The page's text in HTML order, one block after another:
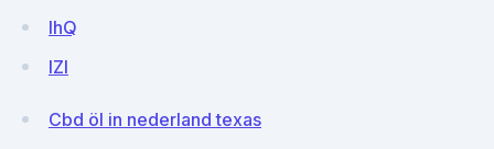
IhQ
lZl
Cbd öl in nederland texas